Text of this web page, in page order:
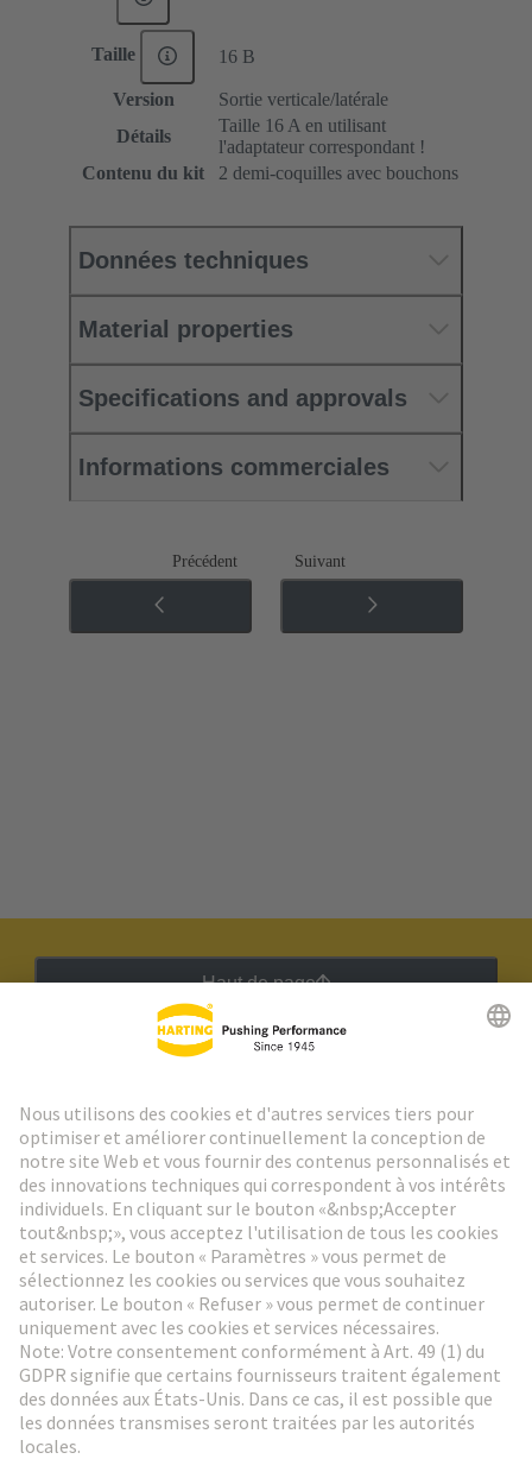
Taille 16 B
Version
Sortie verticale/latérale
Détails
Taille 16 A en utilisant
l'adaptateur correspondant !
Contenu du kit
2 demi-coquilles avec bouchons
Données techniques
Material properties
Specifications and approvals
Informations commerciales
Précédent Suivant
Haut de page
Aller à l'inscription
Social Media